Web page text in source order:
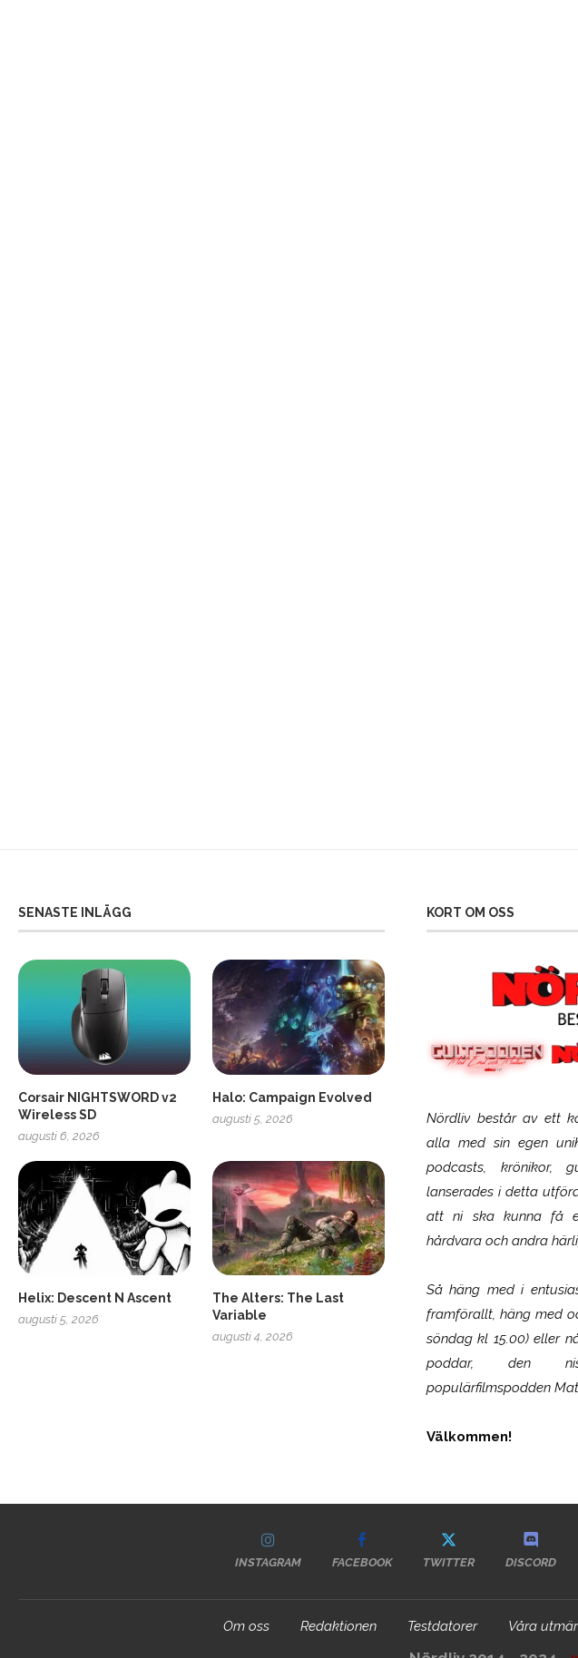
SENASTE INLÄGG
Corsair NIGHTSWORD v2
Wireless SD
augusti 6, 2026
Halo: Campaign Evolved
augusti 5, 2026
Helix: Descent N Ascent
augusti 5, 2026
The Alters: The Last
Variable
augusti 4, 2026
KORT OM OSS
Nördliv består av ett
alla med sin egen
podcasts, krönikor,
lanserades i detta
att ni ska kunna få
hårdvara och andra
Så häng med i
framförallt, häng med
söndag kl 15.00) eller
poddar, den
populärfilmspodden
Välkommen!
INSTAGRAM FACEBOOK TWITTER DISCORD
Om oss Redaktionen Testdatorer Våra